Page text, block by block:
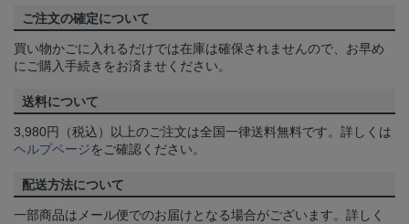
ご注文の確定について
買い物かごに入れるだけでは在庫は確保されませんので、お早め
にご購入手続きをお済ませください。
送料について
3,980円（税込）以上のご注文は全国一律送料無料です。詳しくは
ヘルプページをご確認ください。
配送方法について
一部商品はメール便でのお届けとなる場合がございます。詳しく